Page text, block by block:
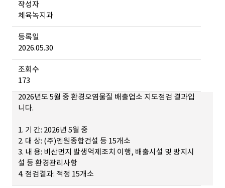
작성자
체육녹지과
등록일
2026.05.30
조회수
173
2026년도 5월 중 환경오염물질 배출업소 지도점검 결과입
니다.
1. 기 간: 2026년 5월 중
2. 대 상: (주)엔원종합건설 등 15개소
3. 내 용: 비산먼지 발생억제조치 이행, 배출시설 및 방지시
설 등 환경관리사항
4. 점검결과: 적정 15개소